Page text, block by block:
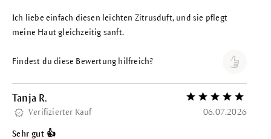
Ich liebe einfach diesen leichten Zitrusduft, und sie pflegt
meine Haut gleichzeitig sanft.
Findest du diese Bewertung hilfreich?
Tanja R. Bewertung mit 5
Verifizierter Kauf 06.07.2026
Sehr gut 👍